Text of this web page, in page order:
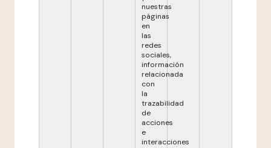
nuestras
páginas
en
las
redes
sociales,
información
relacionada
con
la
trazabilidad
de
acciones
e
interacciones